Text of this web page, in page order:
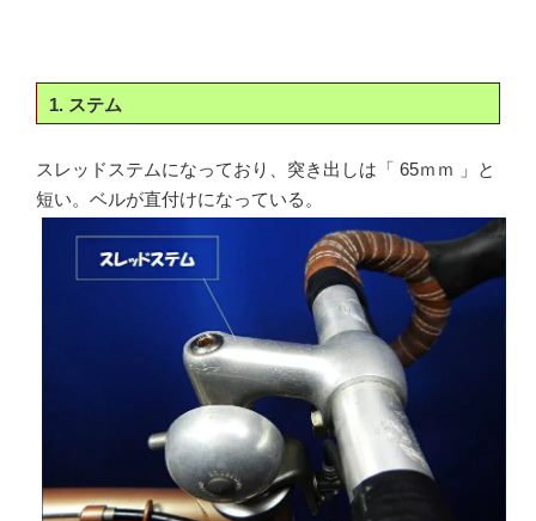
1. ステム
スレッドステムになっており、突き出しは「 65ｍｍ 」と
短い。ベルが直付けになっている。